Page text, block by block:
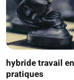
hybride travail
pratiques